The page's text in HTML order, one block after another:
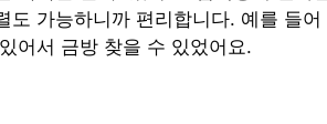
도 가능하니까 편리합니다. 예를 들
어서 금방 찾을 수 있었어요.